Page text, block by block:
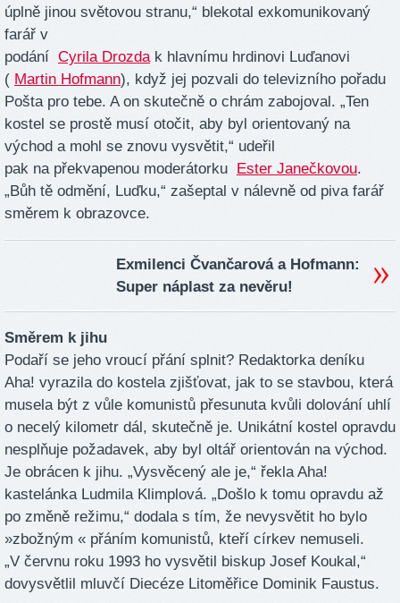
úplně jinou světovou stranu,“ blekotal exkomunikovaný
farář v
podání Cyrila Drozdak hlavnímu hrdinovi Luďanovi
( Martin Hofmann), když jej pozvali do televizního pořadu
Pošta pro tebe. A on skutečně o chrám zabojoval. „Ten
kostel se prostě musí otočit, aby byl orientovaný na
východ a mohl se znovu vysvětit,“ udeřil
pak na překvapenou moderátorku
Ester Janečkovou.
„Bůh tě odmění, Luďku,“ zašeptal v nálevně od piva farář
směrem k obrazovce.
Exmilenci Čvančarová a Hofmann:
Super náplast za nevěru!
Směrem k jihu
Podaří se jeho vroucí přání splnit? Redaktorka deníku
Aha! vyrazila do kostela zjišťovat, jak to se stavbou, která
musela být z vůle komunistů přesunuta kvůli dolování uhlí
o necelý kilometr dál, skutečně je. Unikátní kostel opravdu
nesplňuje požadavek, aby byl oltář orientován na východ.
Je obrácen k jihu. „Vysvěcený ale je,“ řekla Aha!
kastelánka Ludmila Klimplová. „Došlo k tomu opravdu až
po změně režimu,“ dodala s tím, že nevysvětit ho bylo
»zbožným « přáním komunistů, kteří církev nemuseli.
„V červnu roku 1993 ho vysvětil biskup Josef Koukal,“
dovysvětlil mluvčí Diecéze Litoměřice Dominik Faustus.